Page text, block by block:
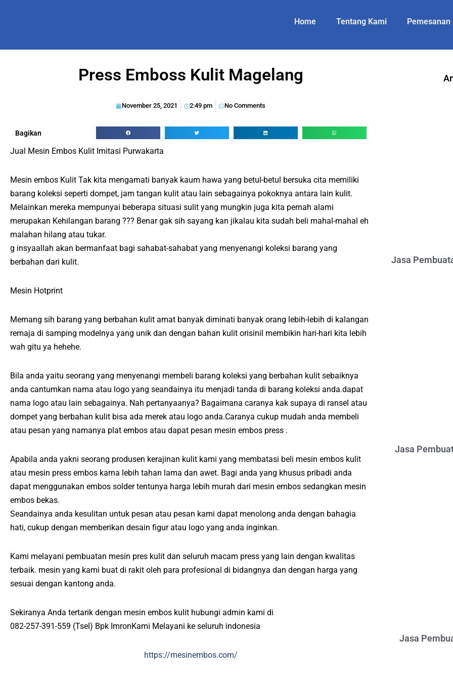
Home Tentang Kami Pemesanan
Press Emboss Kulit Magelang
November 25, 2021 2:49 pm No Comments
Bagikan
Jual Mesin Embos Kulit Imitasi Purwakarta
Mesin embos Kulit Tak kita mengamati banyak kaum hawa yang betul-betul bersuka cita memiliki
barang koleksi seperti dompet, jam tangan kulit atau lain sebagainya pokoknya antara lain kulit.
Melainkan mereka mempunyai beberapa situasi sulit yang mungkin juga kita pernah alami
merupakan Kehilangan barang ??? Benar gak sih sayang kan jikalau kita sudah beli mahal-mahal eh
malahan hilang atau tukar.
g insyaallah akan bermanfaat bagi sahabat-sahabat yang menyenangi koleksi barang yang
berbahan dari kulit.
Mesin Hotprint
Memang sih barang yang berbahan kulit amat banyak diminati banyak orang lebih-lebih di kalangan
remaja di samping modelnya yang unik dan dengan bahan kulit orisinil membikin hari-hari kita lebih
wah gitu ya hehehe.
Bila anda yaitu seorang yang menyenangi membeli barang koleksi yang berbahan kulit sebaiknya
anda cantumkan nama atau logo yang seandainya itu menjadi tanda di barang koleksi anda.dapat
nama logo atau lain sebagainya. Nah pertanyaanya? Bagaimana caranya kak supaya di ransel atau
dompet yang berbahan kulit bisa ada merek atau logo anda.Caranya cukup mudah anda membeli
atau pesan yang namanya plat embos atau dapat pesan mesin embos press .
Apabila anda yakni seorang produsen kerajinan kulit kami yang membatasi beli mesin embos kulit
atau mesin press embos karna lebih tahan lama dan awet. Bagi anda yang khusus pribadi anda
dapat menggunakan embos solder tentunya harga lebih murah dari mesin embos sedangkan mesin
embos bekas.
Seandainya anda kesulitan untuk pesan atau pesan kami dapat menolong anda dengan bahagia
hati, cukup dengan memberikan desain figur atau logo yang anda inginkan.
Kami melayani pembuatan mesin pres kulit dan seluruh macam press yang lain dengan kwalitas
terbaik. mesin yang kami buat di rakit oleh para profesional di bidangnya dan dengan harga yang
sesuai dengan kantong anda.
Sekiranya Anda tertarik dengan mesin embos kulit hubungi admin kami di
082-257-391-559 (Tsel) Bpk ImronKami Melayani ke seluruh indonesia
https://mesinembos.com/
Jasa
Jasa
Jasa